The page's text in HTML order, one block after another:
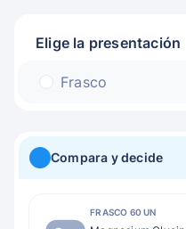
Elige la presentación
Frasco
Compara y decide
FRASCO 60 UN